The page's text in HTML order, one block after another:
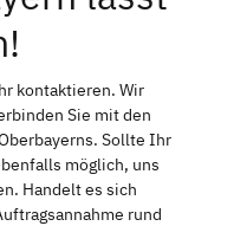
kontaktieren. Wir
Sie mit den
Sollte Ihr
möglich, uns
Handelt es sich
rund